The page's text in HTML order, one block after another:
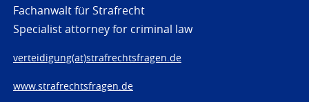
Fachanwalt für Strafrecht
Specialist attorney for criminal law
verteidigung(at)strafrechtsfragen.de
www.strafrechtsfragen.de